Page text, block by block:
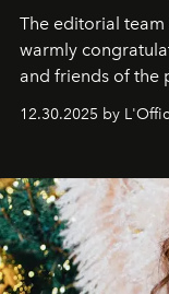
The editorial
warmly
and friends of the
May 2026 bring
achievements.
12.30.2025 by